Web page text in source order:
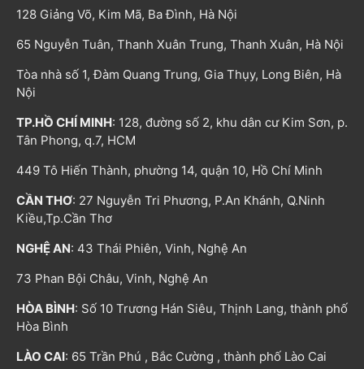
128 Giảng Võ, Kim Mã, Ba Đình, Hà Nội
65 Nguyễn Tuân, Thanh Xuân Trung, Thanh Xuân, Hà Nội
Tòa nhà số 1, Đàm Quang Trung, Gia Thụy, Long Biên, Hà
Nội
TP.HỒ CHÍ MINH: 128, đường số 2, khu dân cư Kim Sơn, p.
Tân Phong, q.7, HCM
449 Tô Hiến Thành, phường 14, quận 10, Hồ Chí Minh
CẦN THƠ: 27 Nguyễn Tri Phương, P.An Khánh, Q.Ninh
Kiều,Tp.Cần Thơ
NGHỆ AN: 43 Thái Phiên, Vinh, Nghệ An
73 Phan Bội Châu, Vinh, Nghệ An
HÒA BÌNH: Số 10 Trương Hán Siêu, Thịnh Lang, thành phố
Hòa Bình
LÀO CAI: 65 Trần Phú , Bắc Cường , thành phố Lào Cai